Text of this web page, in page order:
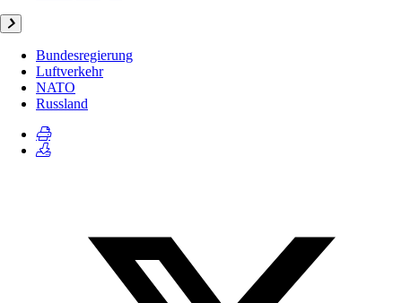
Bundesregierung
Luftverkehr
NATO
Russland